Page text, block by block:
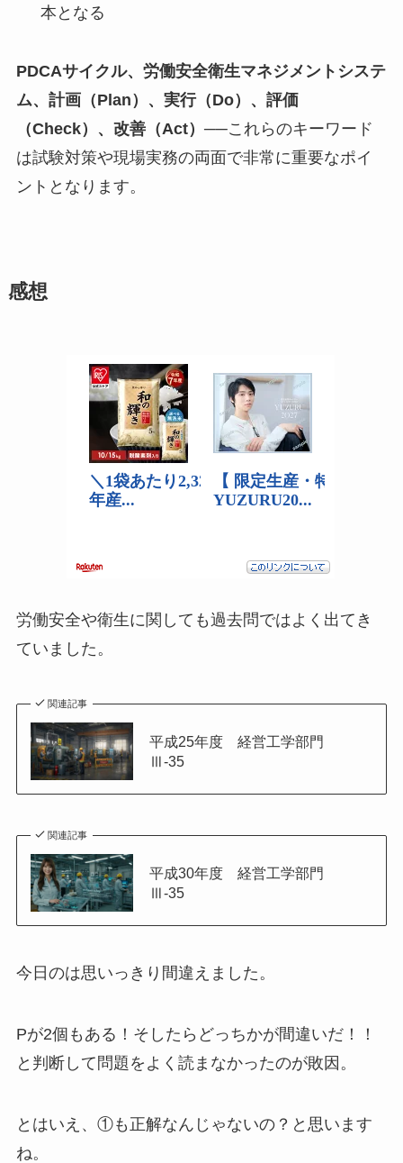
本となる
PDCAサイクル、労働安全衛生マネジメントシステ
ム、計画（Plan）、実行（Do）、評価
（Check）、改善（Act） ──これらのキーワード
は試験対策や現場実務の両面で非常に重要なポイ
ントとなります。
感想
労働安全や衛生に関しても過去問ではよく出てき
ていました。
関連記事
平成25年度 経営工学部門
Ⅲ-35
関連記事
平成30年度 経営工学部門
Ⅲ-35
今日のは思いっきり間違えました。
Pが2個もある！そしたらどっちかが間違いだ！！
と判断して問題をよく読まなかったのが敗因。
とはいえ、①も正解なんじゃないの？と思います
ね。